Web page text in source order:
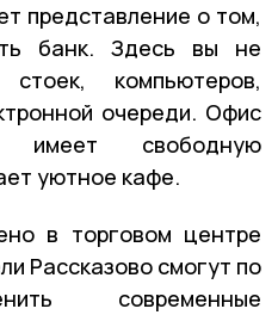
представление о том,
банк. Здесь вы не
компьютеров,
очереди. Офис
имеет свободную
уютное кафе.
в торговом центре
Рассказово смогут по
современные